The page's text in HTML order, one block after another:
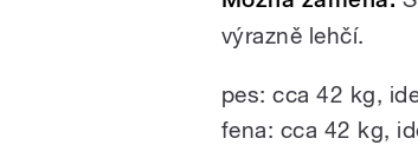
výrazně lehčí.
pes: cca 42 kg,
fena: cca 42 kg,